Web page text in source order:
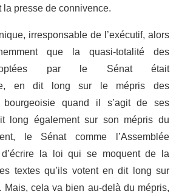
la presse de connivence.
irresponsable de l’exécutif, alors
que la quasi-totalité des
par le Sénat était
en dit long sur le mépris des
quand il s’agit de ses
long également sur son mépris du
le Sénat comme l’Assemblée
d’écrire la loi qui se moquent de la
textes qu’ils votent en dit long sur
Mais, cela va bien au-delà du mépris,